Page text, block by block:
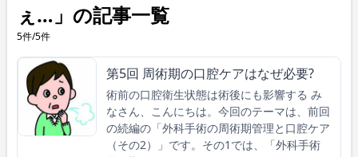
ぇ…」の記事一覧
5件/5件
第5回 周術期の口腔ケアはなぜ必要?
術前の口腔衛生状態は術後にも影響する み
なさん、こんにちは。今回のテーマは、前回
の続編の「外科手術の周術期管理と口腔ケア
（その2）」です。その1では、「外科手術